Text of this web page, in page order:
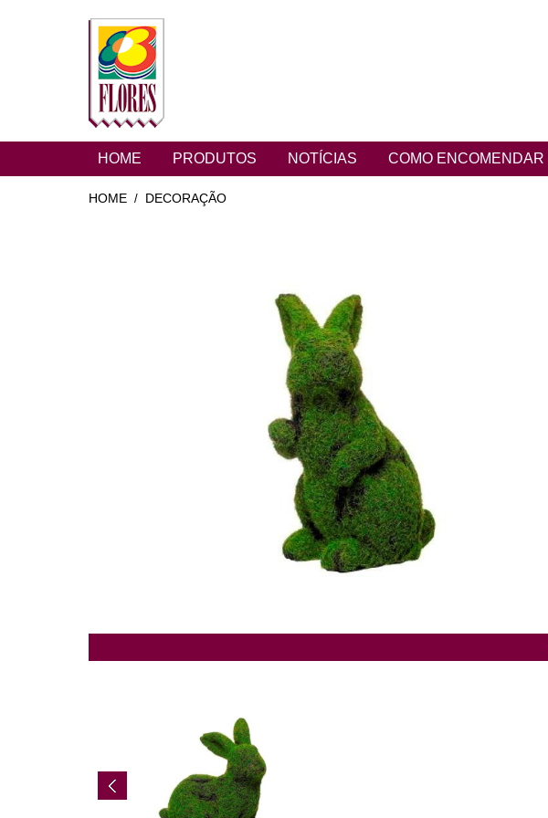
HOME PRODUTOS NOTÍCIAS COMO ENCOMENDAR
HOME / DECORAÇÃO